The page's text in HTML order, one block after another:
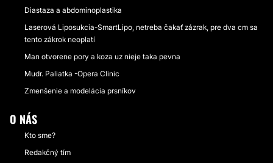
Diastaza a abdominoplastika
Laserová Liposukcia-SmartLipo, netreba čakať zázrak, pre dva cm sa
tento zákrok neoplatí
Man otvorene pory a koza uz nieje taka pevna
Mudr. Paliatka -Opera Clinic
Zmenšenie a modelácia prsníkov
O NÁS
Kto sme?
Redakčný tím